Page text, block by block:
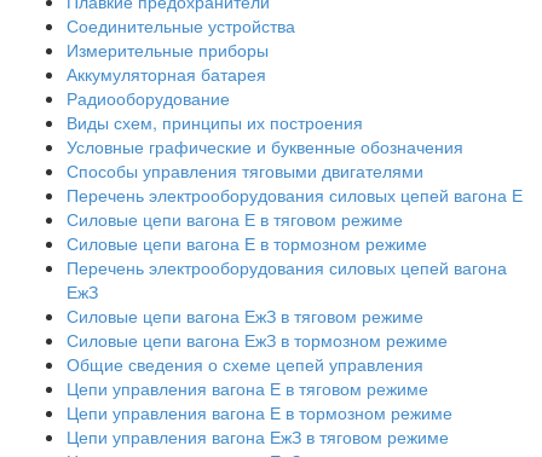
Соединительные устройства
Измерительные приборы
Аккумуляторная батарея
Радиооборудование
Виды схем, принципы их построения
Условные графические и буквенные обозначения
Способы управления тяговыми двигателями
Перечень электрооборудования силовых цепей вагона Е
Силовые цепи вагона Е в тяговом режиме
Силовые цепи вагона Е в тормозном режиме
Перечень электрооборудования силовых цепей вагона
ЕжЗ
Силовые цепи вагона ЕжЗ в тяговом режиме
Силовые цепи вагона ЕжЗ в тормозном режиме
Общие сведения о схеме цепей управления
Цепи управления вагона Е в тяговом режиме
Цепи управления вагона Е в тормозном режиме
Цепи управления вагона ЕжЗ в тяговом режиме